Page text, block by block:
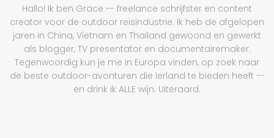
Hallo! Ik ben Grace -- freelance schrijfster en content
creator voor de outdoor reisindustrie. Ik heb de afgelopen
jaren in China, Vietnam en Thailand gewoond en gewerkt
als blogger, TV presentator en documentairemaker.
Tegenwoordig kun je me in Europa vinden, op zoek naar
de beste outdoor-avonturen die Ierland te bieden heeft --
en drink ik ALLE wijn. Uiteraard.